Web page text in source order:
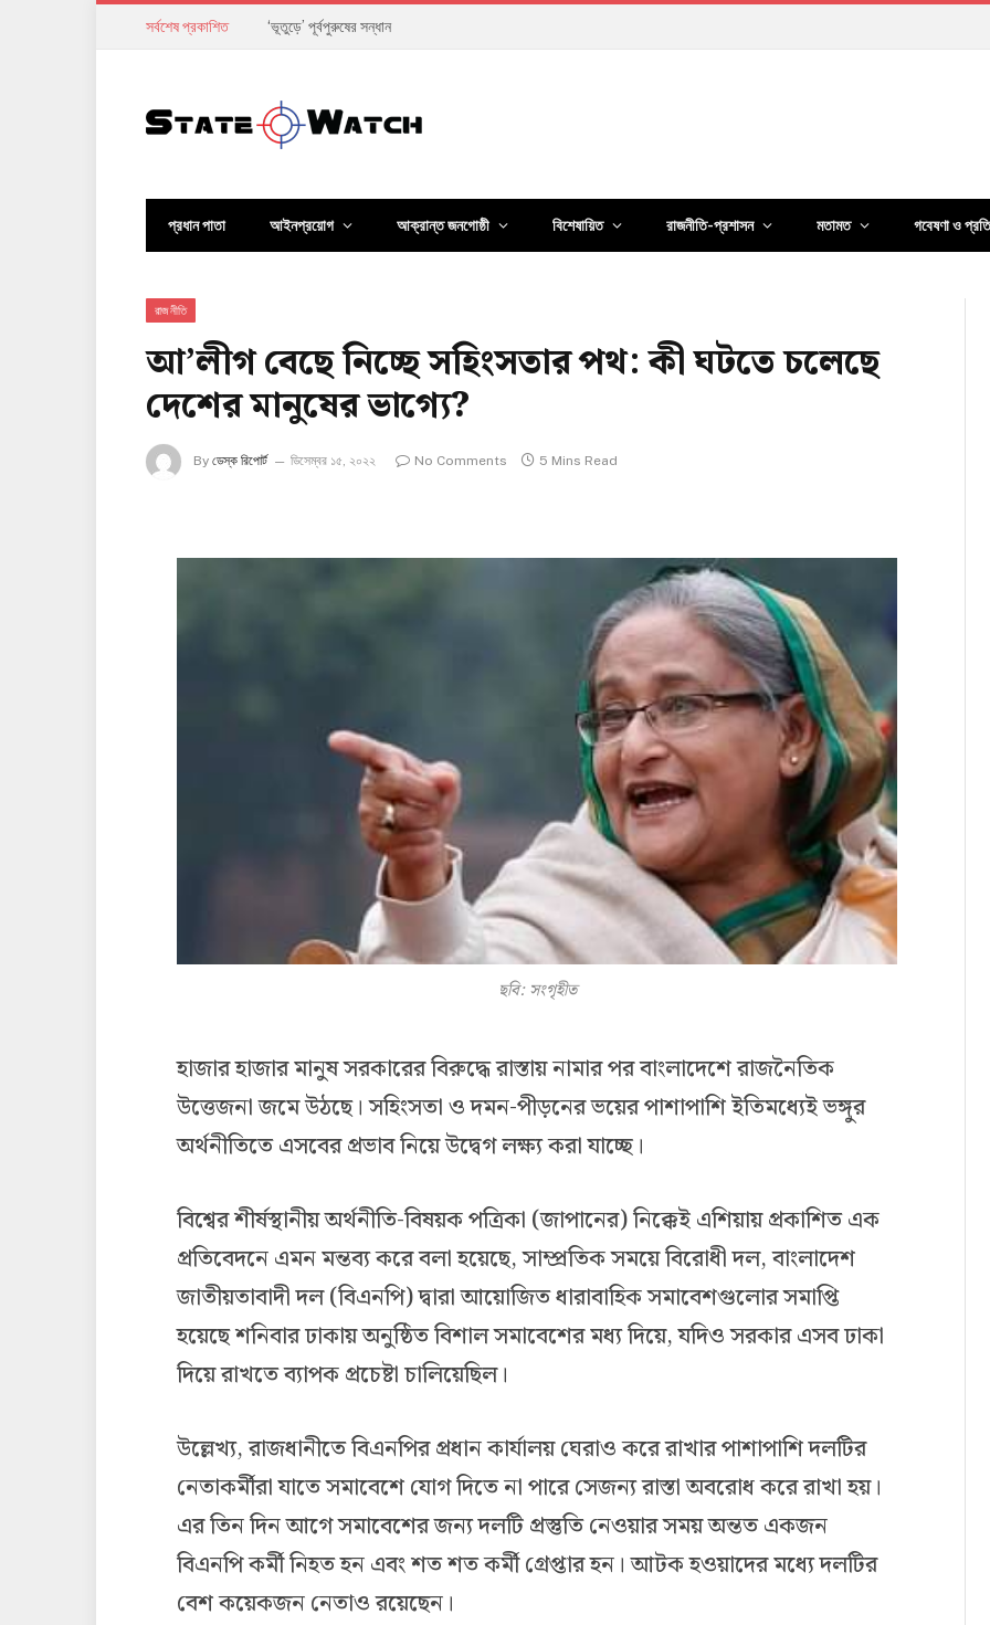
সর্বশেষ প্রকাশিত বিশ্বকাপে মেসিকে ‘বোমা মেরে উড়িয়ে দেওয়ার’ হুমকি
প্রধান পাতা আইনপ্রয়োগ আক্রান্ত জনগোষ্ঠী বিশেষায়িত রাজনীতি-প্রশাসন মতামত গবেষণা ও
রাজনীতি
আ’লীগ বেছে নিচ্ছে সহিংসতার পথ: কী ঘটতে চলেছে
দেশের মানুষের ভাগ্যে?
By ডেস্ক রিপোর্ট ডিসেম্বর ১৫, ২০২২ No Comments 5 Mins Read
ছবি: সংগৃহীত
হাজার হাজার মানুষ সরকারের বিরুদ্ধে রাস্তায় নামার পর বাংলাদেশে রাজনৈতিক
উত্তেজনা জমে উঠছে। সহিংসতা ও দমন-পীড়নের ভয়ের পাশাপাশি ইতিমধ্যেই ভঙ্গুর
অর্থনীতিতে এসবের প্রভাব নিয়ে উদ্বেগ লক্ষ্য করা যাচ্ছে।
বিশ্বের শীর্ষস্থানীয় অর্থনীতি-বিষয়ক পত্রিকা (জাপানের) নিক্কেই এশিয়ায় প্রকাশিত এক
প্রতিবেদনে এমন মন্তব্য করে বলা হয়েছে, সাম্প্রতিক সময়ে বিরোধী দল, বাংলাদেশ
জাতীয়তাবাদী দল (বিএনপি) দ্বারা আয়োজিত ধারাবাহিক সমাবেশগুলোর সমাপ্তি
হয়েছে শনিবার ঢাকায় অনুষ্ঠিত বিশাল সমাবেশের মধ্য দিয়ে, যদিও সরকার এসব ঢাকা
দিয়ে রাখতে ব্যাপক প্রচেষ্টা চালিয়েছিল।
উল্লেখ্য, রাজধানীতে বিএনপির প্রধান কার্যালয় ঘেরাও করে রাখার পাশাপাশি দলটির
নেতাকর্মীরা যাতে সমাবেশে যোগ দিতে না পারে সেজন্য রাস্তা অবরোধ করে রাখা হয়।
এর তিন দিন আগে সমাবেশের জন্য দলটি প্রস্তুতি নেওয়ার সময় অন্তত একজন
বিএনপি কর্মী নিহত হন এবং শত শত কর্মী গ্রেপ্তার হন। আটক হওয়াদের মধ্যে দলটির
বেশ কয়েকজন নেতাও রয়েছেন।